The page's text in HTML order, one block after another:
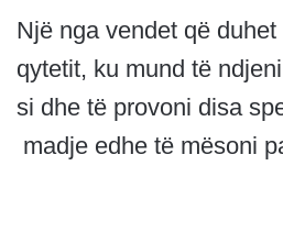
Një nga vendet që
qytetit, ku mund të
si dhe të provoni disa
madje edhe të mësoni